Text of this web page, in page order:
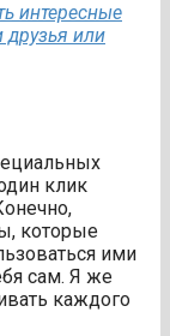
интересные
друзья или
клик
которые
ими
сам. Я же
каждого